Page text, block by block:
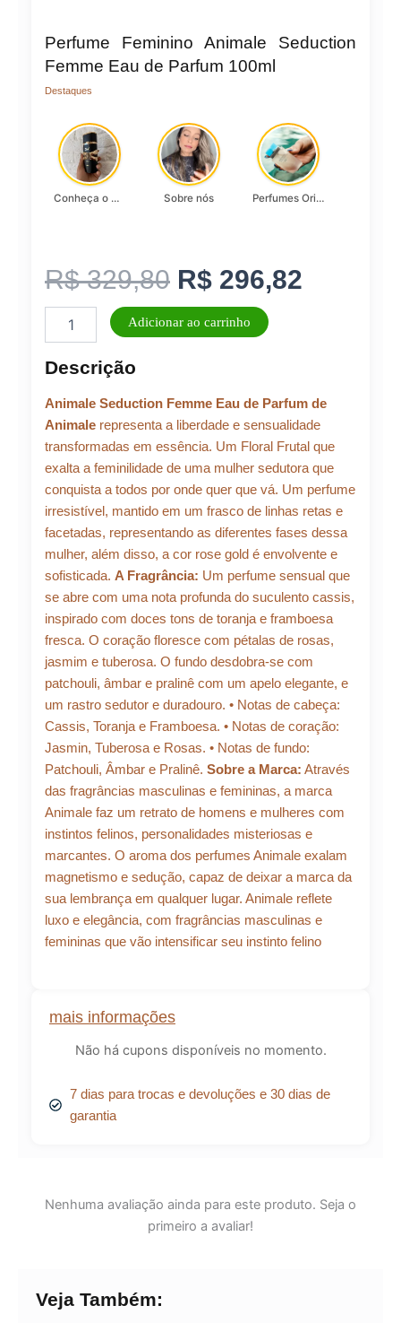
mais informações
Não há cupons disponíveis no momento.
7 dias para trocas e devoluções e 30 dias de
garantia
Perfume Feminino Animale Seduction
Femme Eau de Parfum 100ml
Destaques
Conheça o Asad, da Lattafa… Sobre nós Perfumes Originais
R$329,80 O
preço
era:
R$ 329,80.
R$ 296,82
é:
R$
Feminino
Seduction
Eau
de
Parfum
quantidade
Adicionar ao carrinho
Descrição
Animale Seduction Femme Eau de Parfum de
Animale representa a liberdade e sensualidade
transformadas em essência. Um Floral Frutal que
exalta a feminilidade de uma mulher sedutora que
conquista a todos por onde quer que vá. Um perfume
irresistível, mantido em um frasco de linhas retas e
facetadas, representando as diferentes fases dessa
mulher, além disso, a cor rose gold é envolvente e
sofisticada. A Fragrância: Um perfume sensual que
se abre com uma nota profunda do suculento cassis,
inspirado com doces tons de toranja e framboesa
fresca. O coração floresce com pétalas de rosas,
jasmim e tuberosa. O fundo desdobra-se com
patchouli, âmbar e pralinê com um apelo elegante, e
um rastro sedutor e duradouro. • Notas de cabeça:
Cassis, Toranja e Framboesa. • Notas de coração:
Jasmin, Tuberosa e Rosas. • Notas de fundo:
Patchouli, Âmbar e Pralinê. Sobre a Marca: Através
das fragrâncias masculinas e femininas, a marca
Animale faz um retrato de homens e mulheres com
instintos felinos, personalidades misteriosas e
marcantes. O aroma dos perfumes Animale exalam
magnetismo e sedução, capaz de deixar a marca da
sua lembrança em qualquer lugar. Animale reflete
luxo e elegância, com fragrâncias masculinas e
femininas que vão intensificar seu instinto felino
Nenhuma avaliação ainda para este produto. Seja o
primeiro a avaliar!
Veja Também: